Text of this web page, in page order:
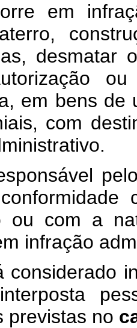
em
desmatar
em bens de
com
ou com a
infração
considerado
previstas no